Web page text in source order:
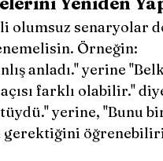
olumsuz senaryolar
Örneğin:
anladı.'' yerine
farklı olabilir.''
yerine, ''Bunu